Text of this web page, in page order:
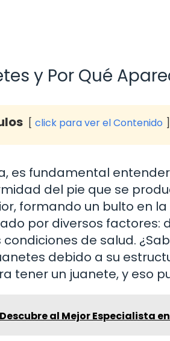
y Por Qué
click para ver el Contenido
es fundamental
del pie que se
formando un bulto en
por diversos factores:
de salud.
debido a su
tener un juanete, y eso
Descubre al Mejor Especialista